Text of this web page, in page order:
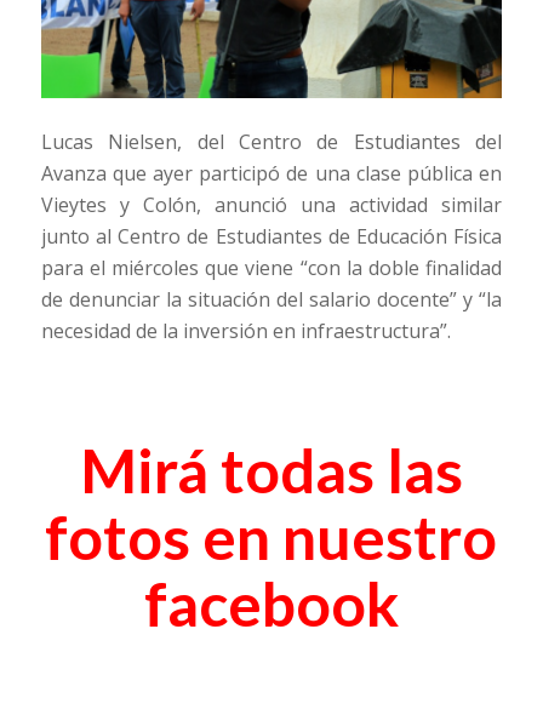
Lucas Nielsen, del Centro de Estudiantes del
Avanza que ayer participó de una clase pública en
Vieytes y Colón, anunció una actividad similar
junto al Centro de Estudiantes de Educación Física
para el miércoles que viene “con la doble finalidad
de denunciar la situación del salario docente” y “la
necesidad de la inversión en infraestructura”.
Mirá todas las
fotos en nuestro
facebook